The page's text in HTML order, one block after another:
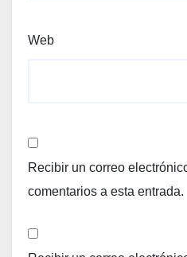
Web
Recibir un correo
comentarios a esta entrada.